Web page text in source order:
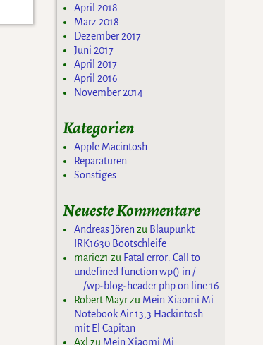
April 2018
März 2018
Dezember 2017
Juni 2017
April 2017
April 2016
November 2014
Kategorien
Apple Macintosh
Reparaturen
Sonstiges
Neueste Kommentare
Andreas Jören zu Blaupunkt
IRK1630 Bootschleife
marie21 zu Fatal error: Call to
undefined function wp() in /
…./wp-blog-header.php on line 16
Robert Mayrzu Mein Xiaomi Mi
Notebook Air 13,3 Hackintosh
mit El Capitan
Axl zu Mein Xiaomi Mi